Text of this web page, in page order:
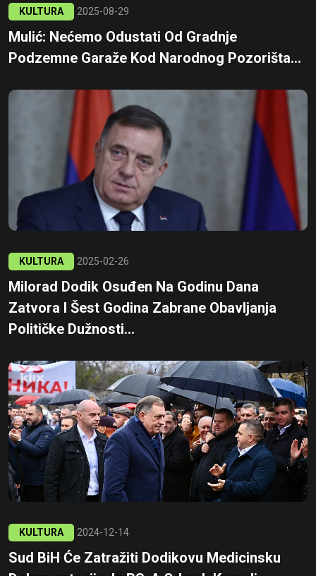
KULTURA 2025-08-29
Mulić: Nećemo Odustati Od Gradnje
Podzemne Garaže Kod Narodnog Pozorišta...
KULTURA 2025-02-26
Milorad Dodik Osuđen Na Godinu Dana
Zatvora I Šest Godina Zabrane Obavljanja
Političke Dužnosti...
KULTURA 2024-12-14
Sud BiH Će Zatražiti Dodikovu Medicinsku